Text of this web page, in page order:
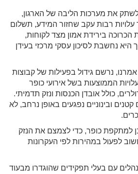
את מערכות הליבה של הארגון,
עלויות רבות עקב שחזור המידע, תשלום
הכרוכה בירידת אמון מצד לקוחות,
נחשבת לסיכון עסקי מרכזי בעידן
נרשם גידול בפעילות של קבוצות
הממוצעות בשל אירועי כופר
כולל אובדן הכנסות ונזק תדמיתי.
קטנים ובינוניים נפגעים באופן נרחב, לא
למתקפת כופר, כדי לצמצם את הנזק
לפעול במהירות לפי העקרונות
עם בעלי תפקידים שהוגדרו מבעוד